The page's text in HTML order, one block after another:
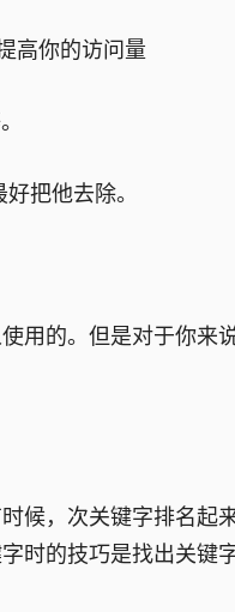
高你的访问量
把他去除。
用的。但是对于你来
候，次关键字排名起
时的技巧是找出关键